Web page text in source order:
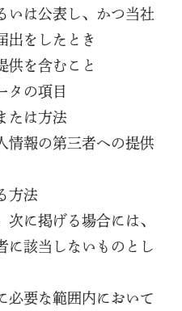
いは公表し、かつ当社
出をしたとき
供を含むこと
タの項目
たは方法
情報の第三者への提供
方法
に掲げる場合には、
に該当しないものとし
必要な範囲内において